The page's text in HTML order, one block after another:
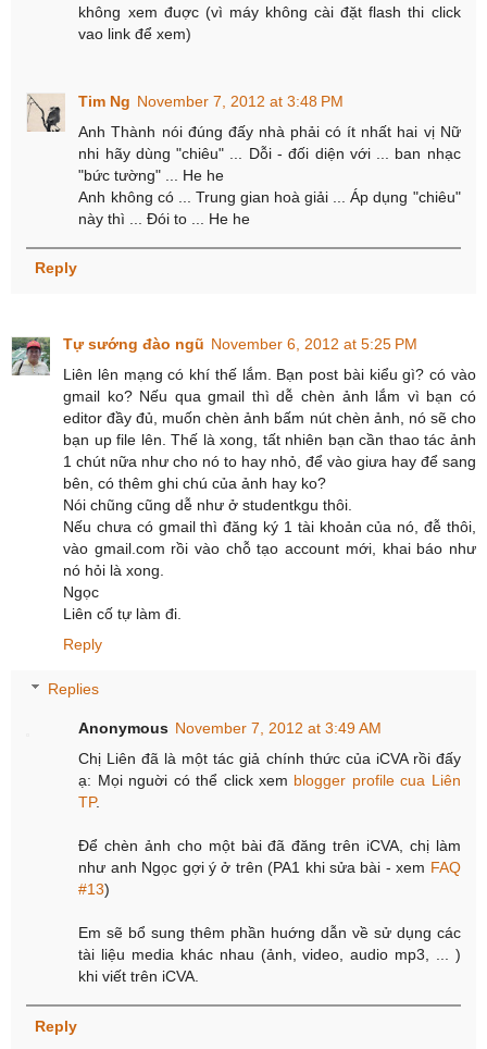
không xem đuợc (vì máy không cài đặt flash thi click
vao link để xem)
Tim Ng November 7, 2012 at 3:48 PM
Anh Thành nói đúng đấy nhà phải có ít nhất hai vị Nữ
nhi hãy dùng "chiêu" ... Dỗi - đối diện với ... ban nhạc
"bức tường" ... He he
Anh không có ... Trung gian hoà giải ... Áp dụng "chiêu"
này thì ... Đói to ... He he
Reply
Tự sướng đào ngũ November 6, 2012 at 5:25 PM
Liên lên mạng có khí thế lắm. Bạn post bài kiểu gì? có vào
gmail ko? Nếu qua gmail thì dễ chèn ảnh lắm vì bạn có
editor đầy đủ, muốn chèn ảnh bấm nút chèn ảnh, nó sẽ cho
bạn up file lên. Thế là xong, tất nhiên bạn cần thao tác ảnh
1 chút nữa như cho nó to hay nhỏ, để vào giưa hay để sang
bên, có thêm ghi chú của ảnh hay ko?
Nói chũng cũng dễ như ở studentkgu thôi.
Nếu chưa có gmail thì đăng ký 1 tài khoản của nó, đễ thôi,
vào gmail.com rồi vào chỗ tạo account mới, khai báo như
nó hỏi là xong.
Ngọc
Liên cố tự làm đi.
Reply
Replies
Anonymous November 7, 2012 at 3:49 AM
Chị Liên đã là một tác giả chính thức của iCVA rồi đấy
ạ: Mọi nguời có thể click xem blogger profile cua Liên
TP.
Để chèn ảnh cho một bài đã đăng trên iCVA, chị làm
như anh Ngọc gợi ý ở trên (PA1 khi sửa bài - xem FAQ
#13)
Em sẽ bổ sung thêm phần huớng dẫn về sử dụng các
tài liệu media khác nhau (ảnh, video, audio mp3, ... )
khi viết trên iCVA.
Reply